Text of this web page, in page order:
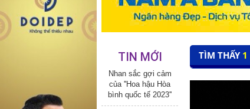
TIN MỚI
Nhan sắc gợi cảm
của ''Hoa hậu Hòa
bình quốc tế 2023''
TÌM THẤY 1